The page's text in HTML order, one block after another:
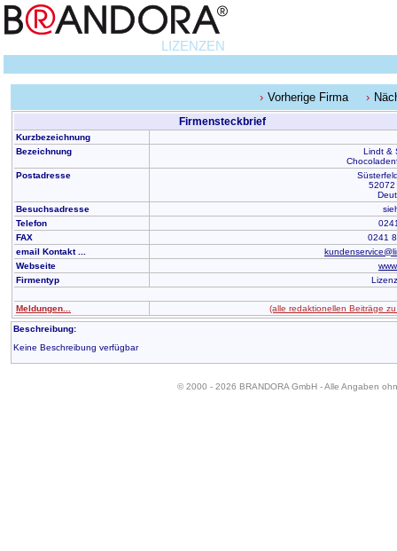
LIZENZEN
Vorherige Firma
Firmensteckbrief
Kurzbezeichnung
Bezeichnung
Lindt &
Postadresse
52072
Besuchsadresse
Telefon
FAX
0241
email Kontakt ...
Webseite
Firmentyp
Meldungen... (alle redaktionellen Beiträge
Beschreibung:
Keine Beschreibung verfügbar
© 2000 - 2026 BRANDORA GmbH - Alle Angaben